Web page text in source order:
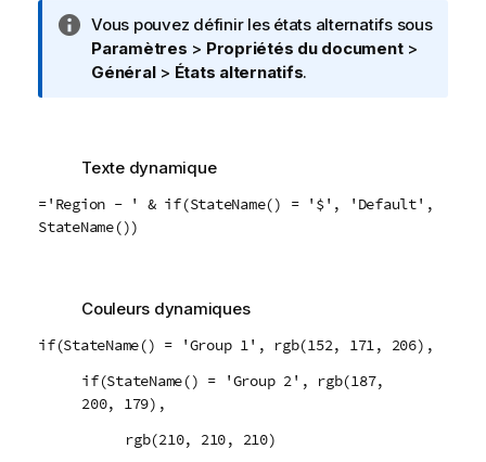
N
o
t
f
r
m
i
s
Vous pouvez définir les états alternatifs sous
Paramètres > Propriétés du document>
Général> États alternatifs.
Texte dynamique
='Region - ' & if(StateName() = '$', 'Default',
StateName())
Couleurs dynamiques
if(StateName() = 'Group 1', rgb(152, 171, 206),
if(StateName() = 'Group 2', rgb(187,
200, 179),
rgb(210, 210, 210)